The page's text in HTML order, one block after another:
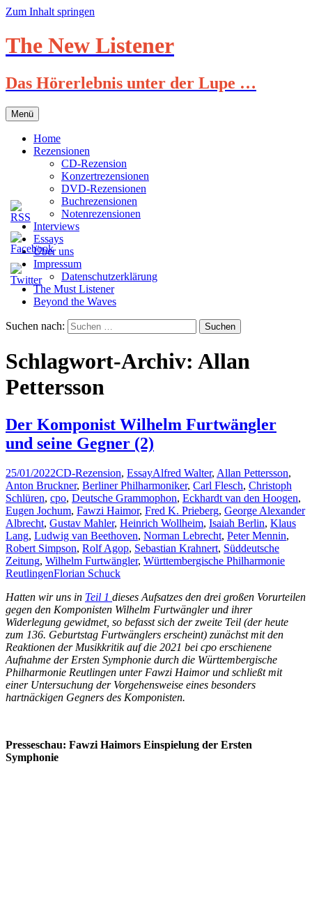
Zum Inhalt springen
The New Listener
Das Hörerlebnis unter der Lupe …
Menü
Home
Rezensionen
CD-Rezension
Konzertrezensionen
DVD-Rezensionen
Buchrezensionen
Notenrezensionen
Interviews
Essays
Über uns
Impressum
Datenschutzerklärung
The Must Listener
Beyond the Waves
Suchen nach:
Schlagwort-Archiv: Allan
Pettersson
Der Komponist Wilhelm Furtwängler
und seine Gegner (2)
25/01/2022CD-Rezension, EssayAlfred Walter, Allan Pettersson,
Anton Bruckner, Berliner Philharmoniker, Carl Flesch, Christoph
Schlüren, cpo, Deutsche Grammophon, Eckhardt van den Hoogen,
Eugen Jochum, Fawzi Haimor, Fred K. Prieberg, George Alexander
Albrecht, Gustav Mahler, Heinrich Wollheim, Isaiah Berlin, Klaus
Lang, Ludwig van Beethoven, Norman Lebrecht, Peter Mennin,
Robert Simpson, Rolf Agop, Sebastian Krahnert, Süddeutsche
Zeitung, Wilhelm Furtwängler, Württembergische Philharmonie
ReutlingenFlorian Schuck
Hatten wir uns in Teil 1 dieses Aufsatzes den drei großen Vorurteilen
gegen den Komponisten Wilhelm Furtwängler und ihrer
Widerlegung gewidmet, so befasst sich der zweite Teil (der heute
zum 136. Geburtstag Furtwänglers erscheint) zunächst mit den
Reaktionen der Musikkritik auf die 2021 bei cpo erschienene
Aufnahme der Ersten Symphonie durch die Württembergische
Philharmonie Reutlingen unter Fawzi Haimor und schließt mit
einer Untersuchung der Vorgehensweise eines besonders
hartnäckigen Gegners des Komponisten.
Presseschau: Fawzi Haimors Einspielung der Ersten
Symphonie